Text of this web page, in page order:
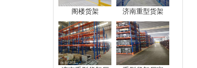
阁楼货架 济南重型货架